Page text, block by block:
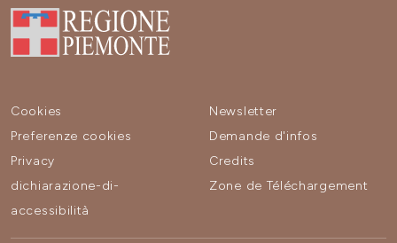
Cookies
Preferenze cookies
Privacy
dichiarazione-di-
accessibilità
Newsletter
Demande d'infos
Credits
Zone de Téléchargement